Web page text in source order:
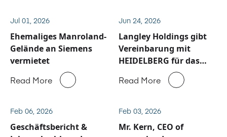
Jul 01, 2026
Ehemaliges Manroland-
Gelände an Siemens
vermietet
Read More
Jun 24, 2026
Langley Holdings gibt
Vereinbarung mit
HEIDELBERG für das
Ersatzteilgeschäft von
bekannt
Read More
Feb 06, 2026
Geschäftsbericht &
Feb 03, 2026
Mr. Kern, CEO of